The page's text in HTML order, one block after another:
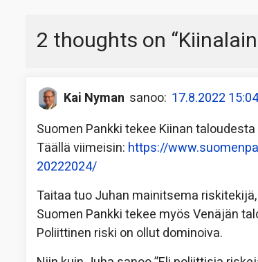
2 thoughts on “
Kai Nyman sanoo: 17.8.2022 15:04
Suomen Pankki tekee Kiinan
Täällä viimeisin: https://
20222024/
Taitaa tuo Juhan mainitsema
Suomen Pankki tekee myös Venäjän
Poliittinen riski on ollut dominoiva.